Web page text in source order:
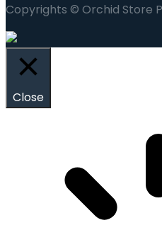
Copyrights © Orchid Store
Close